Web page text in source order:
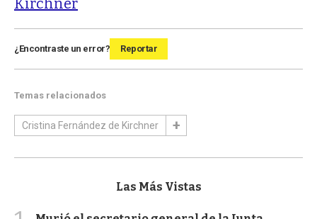
Kirchner
¿Encontraste un error? Reportar
Temas relacionados
Cristina Fernández de Kirchner
Las Más Vistas